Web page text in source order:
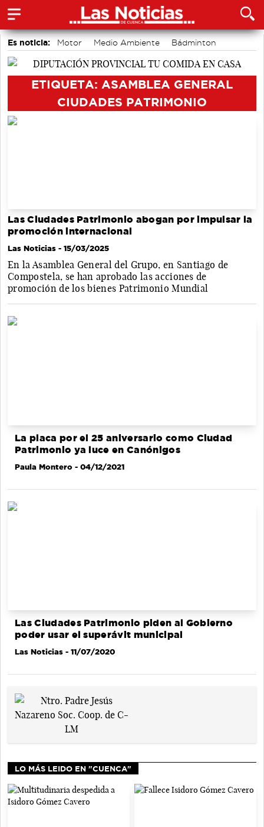
Es noticia: Motor Medio Ambiente
Bádminton
Área de Deportes
ETIQUETA: ASAMBLEA GENERAL
CIUDADES PATRIMONIO
Las Ciudades Patrimonio abogan por impulsar la
promoción internacional
Las Noticias - 15/03/2025
En la Asamblea General del Grupo, en Santiago de
Compostela, se han aprobado las acciones de
promoción de los bienes Patrimonio Mundial
La placa por el 25 aniversario como Ciudad
Patrimonio ya luce en Canónigos
Paula Montero - 04/12/2021
Las Ciudades Patrimonio piden al Gobierno
poder usar el superávit municipal
Las Noticias - 11/07/2020
LO MÁS LEIDO EN "CUENCA"